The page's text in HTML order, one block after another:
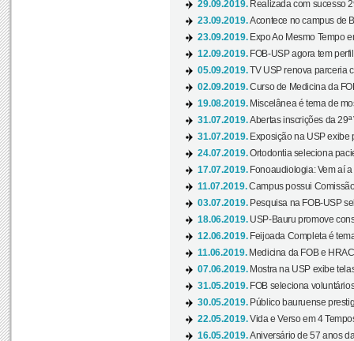
29.09.2019. Realizada com sucesso
23.09.2019.Acontece no campus de
23.09.2019. Expo Ao Mesmo Tempo
12.09.2019. FOB-USP agora tem
05.09.2019.TV USP renova parceria
02.09.2019.Curso de Medicina da
19.08.2019. Miscelânea é tema de
31.07.2019.Abertas inscrições da 29ª
31.07.2019. Exposição na USP exibe
24.07.2019.Ortodontia seleciona
17.07.2019. Fonoaudiologia: Vem aí
11.07.2019.Campus possui
03.07.2019. Pesquisa na FOB-USP
18.06.2019. USP-Bauru promove
12.06.2019. Feijoada Completa é
11.06.2019. Medicina da FOB e
07.06.2019. Mostra na USP exibe
31.05.2019. FOB seleciona
30.05.2019. Público bauruense
22.05.2019.Vida e Verso em 4
16.05.2019.Aniversário de 57 anos